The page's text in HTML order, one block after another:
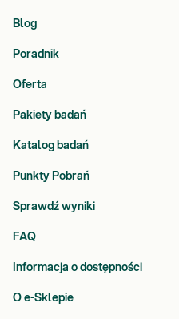
Blog
Poradnik
Oferta
Pakiety badań
Katalog badań
Punkty Pobrań
Sprawdź wyniki
FAQ
Informacja o dostępności
O e-Sklepie